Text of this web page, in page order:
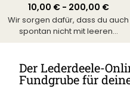
10,00 €- 200,00 €
Wir sorgen dafür, dass du auch
spontan nicht mit leeren...
Der Lederdeele-
Fundgrube für